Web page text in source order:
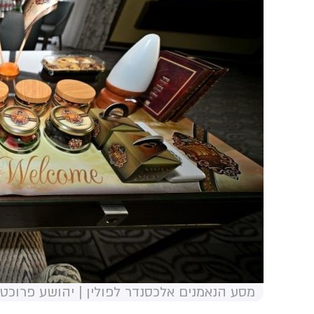
מסע הנאמנים אלכסנדר לפולין | יהושע